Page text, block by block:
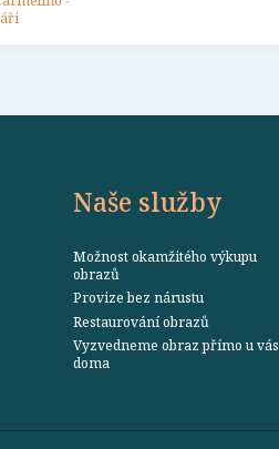
Naše služby
Možnost okamžitého výkupu
obrazů
Provize bez nárustu
Restaurování obrazů
Vyzvedneme obraz přímo u vás
doma